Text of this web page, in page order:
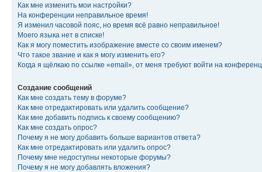
Как мне изменить мои настройки?
На конференции неправильное время!
Я изменил часовой пояс, но время всё равно неправильное!
Моего языка нет в списке!
Как я могу поместить изображение вместе со своим именем?
Что такое звание и как я могу изменить его?
Когда я щёлкаю по ссылке «email», от меня требуют войти на
Создание сообщений
Как мне создать тему в форуме?
Как мне отредактировать или удалить сообщение?
Как мне добавить подпись к своему сообщению?
Как мне создать опрос?
Почему я не могу добавить больше вариантов ответа?
Как мне отредактировать или удалить опрос?
Почему мне недоступны некоторые форумы?
Почему я не могу добавлять вложения?